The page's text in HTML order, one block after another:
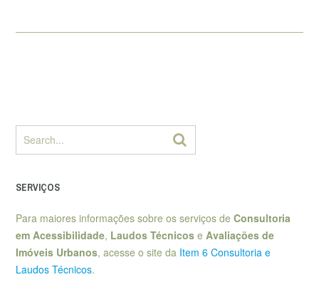
SERVIÇOS
Para maiores informações sobre os serviços de Consultoria
em Acessibilidade, Laudos Técnicos e Avaliações de
Imóveis Urbanos, acesse o site da Item 6 Consultoria e
Laudos Técnicos.